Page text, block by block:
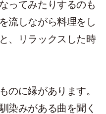
ってみたりするのも
流しながら料理をし
、リラックスした時
のに縁があります。
染みがある曲を聞く